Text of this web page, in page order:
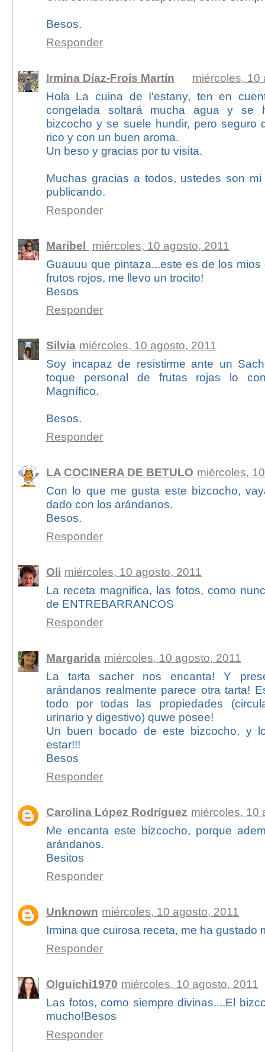
Besos.
Responder
Irmina Díaz-Frois Martín
miércoles, 10
Hola La cuina de I'estany, ten en
congelada soltará mucha agua y se
bizcocho y se suele hundir, pero seguro
rico y con un buen aroma.
Un beso y gracias por tu visita.
Muchas gracias a todos, ustedes son
publicando.
Responder
Maribel miércoles, 10 agosto, 2011
Guauuu que pintaza...este es de los
frutos rojos, me llevo un trocito!
Besos
Responder
Silvia miércoles, 10 agosto, 2011
Soy incapaz de resistirme ante un
toque personal de frutas rojas lo
Magnífico.
Besos.
Responder
LA COCINERA DE BETULO miércoles,
Con lo que me gusta este bizcocho,
dado con los arándanos.
Besos.
Responder
Oli miércoles, 10 agosto, 2011
La receta magnifica, las fotos, como
de ENTREBARRANCOS
Responder
Margarida miércoles, 10 agosto, 2011
La tarta sacher nos encanta! Y
arándanos realmente parece otra tarta!
todo por todas las propiedades
urinario y digestivo) quwe posee!
Un buen bocado de este bizcocho, y
estar!!!
Besos
Responder
Carolina López Rodríguez miércoles, 10
Me encanta este bizcocho, porque
arándanos.
Besitos
Responder
Unknown miércoles, 10 agosto, 2011
Irmina que cuirosa receta, me ha gustado
Responder
Olguichi1970 miércoles, 10 agosto, 2011
Las fotos, como siempre divinas....El
mucho!Besos
Responder